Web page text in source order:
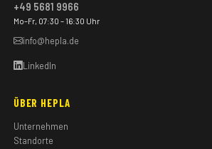
+49 5681 9966
Mo–Fr, 07:30 – 16:30 Uhr
info@hepla.de
LinkedIn
ÜBER HEPLA
Unternehmen
Standorte